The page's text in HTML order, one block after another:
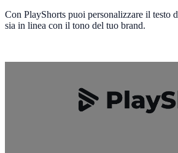
Con PlayShorts puoi personalizzare il testo
sia in linea con il tono del tuo brand.